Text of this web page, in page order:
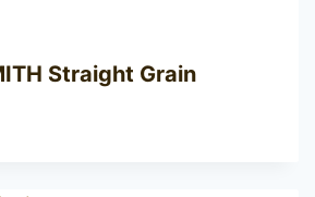
Straight Grain